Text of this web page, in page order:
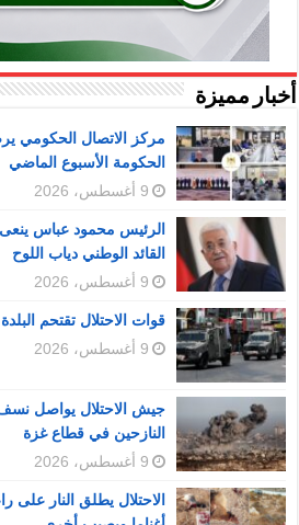
أخبار مميزة
مركز الاتصال الحكومي
الحكومة الأسبوع الماضي
9 أغسطس، 2026
الرئيس محمود عباس
القائد الوطني دياب اللوح
9 أغسطس، 2026
قوات الاحتلال تقتحم
9 أغسطس، 2026
جيش الاحتلال يواصل
النازحين في قطاع غزة
9 أغسطس، 2026
الاحتلال يطلق النار على